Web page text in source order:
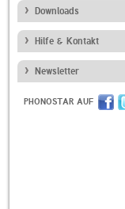
Downloads
Hilfe & Kontakt
Newsletter
PHONOSTAR AUF